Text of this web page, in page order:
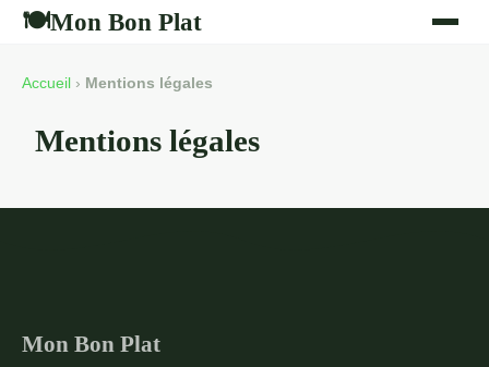
🍽Mon Bon Plat
Accueil › Mentions légales
Mentions légales
Mon Bon Plat